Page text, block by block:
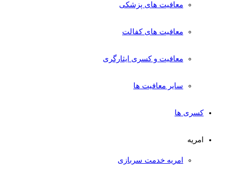
معافیت های پزشکی
معافیت های کفالت
معافیت و کسری ایثارگری
سایر معافیت ها
کسری ها
امریه
امریه خدمت سربازی